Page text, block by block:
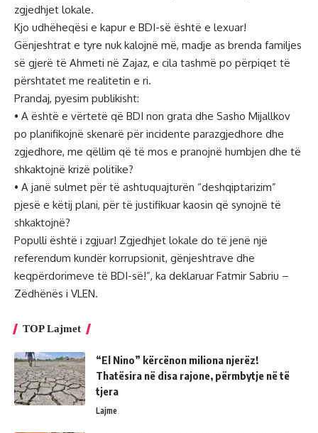
zgjedhjet lokale.
Kjo udhëheqësi e kapur e BDI-së është e lexuar!
Gënjeshtrat e tyre nuk kalojnë më, madje as brenda familjes
së gjerë të Ahmeti në Zajaz, e cila tashmë po përpiqet të
përshtatet me realitetin e ri.
Prandaj, pyesim publikisht:
• A është e vërtetë që BDI non grata dhe Sasho Mijallkov
po planifikojnë skenarë për incidente parazgjedhore dhe
zgjedhore, me qëllim që të mos e pranojnë humbjen dhe të
shkaktojnë krizë politike?
• A janë sulmet për të ashtuquajturën “deshqiptarizim”
pjesë e këtij plani, për të justifikuar kaosin që synojnë të
shkaktojnë?
Populli është i zgjuar! Zgjedhjet lokale do të jenë një
referendum kundër korrupsionit, gënjeshtrave dhe
keqpërdorimeve të BDI-së!”, ka deklaruar Fatmir Sabriu –
Zëdhënës i VLEN.
TOP Lajmet
“El Nino” kërcënon miliona njerëz!
Thatësira në disa rajone, përmbytje në të
tjera
Lajme